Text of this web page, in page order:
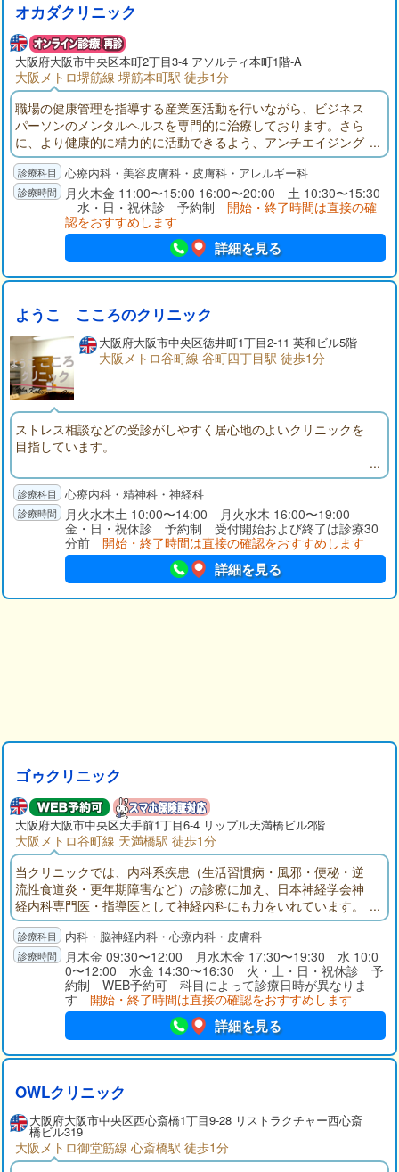
オカダクリニック
大阪府大阪市中央区本町2丁目3-4 アソルティ本町1階-A
大阪メトロ堺筋線 堺筋本町駅 徒歩1分
職場の健康管理を指導する産業医活動を行いながら、ビジネス
パーソンのメンタルヘルスを専門的に治療しております。さら
に、より健康的に精力的に活動できるよう、アンチエイジング
治療にも力を入れております。
心療内科・美容皮膚科・皮膚科・アレルギー科
月火木金 11:00〜15:00 16:00〜20:00 土 10:30〜15:30
水・日・祝休診 予約制 開始・終了時間は直接の確
認をおすすめします
詳細を見る
ようこ こころのクリニック
大阪府大阪市中央区徳井町1丁目2-11 英和ビル5階
大阪メトロ谷町線 谷町四丁目駅 徒歩1分
ストレス相談などの受診がしやすく居心地のよいクリニックを
目指しています。
心療内科・精神科・神経科
月火水木土 10:00〜14:00 月火水木 16:00〜19:00
金・日・祝休診 予約制 受付開始および終了は診療30
分前 開始・終了時間は直接の確認をおすすめします
詳細を見る
ゴゥクリニック
大阪府大阪市中央区大手前1丁目6-4 リップル天満橋ビル2階
大阪メトロ谷町線 天満橋駅 徒歩1分
当クリニックでは、内科系疾患（生活習慣病・風邪・便秘・逆
流性食道炎・更年期障害など）の診療に加え、日本神経学会神
経内科専門医・指導医として神経内科にも力をいれています。
頭痛、めまい、しびれ、老年期の疾患(もの忘れ・認知症)などが
専門領域です。また、心療内科学会専門医としては、心療内科
を単なるメンタル疾患とだけでなく、全人的・総合的に診断治
療をするということに重点を置いています。
内科・脳神経内科・心療内科・皮膚科
月木金 09:30〜12:00 月水木金 17:30〜19:30 水 10:0
0〜12:00 水金 14:30〜16:30 火・土・日・祝休診 予
約制 WEB予約可 科目によって診療日時が異なりま
す 開始・終了時間は直接の確認をおすすめします
詳細を見る
OWLクリニック
大阪府大阪市中央区西心斎橋1丁目9-28 リストラクチャー西心斎
橋ビル319
大阪メトロ御堂筋線 心斎橋駅 徒歩1分